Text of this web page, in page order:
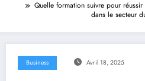
Quelle formation suivre pour
dans le secteur
Business Avril 18, 2025